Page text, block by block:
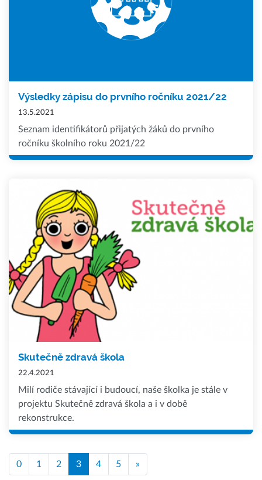
Výsledky zápisu do prvního ročníku 2021/22
13.5.2021
Seznam identifikátorů přijatých žáků do prvního
ročníku školního roku 2021/22
Skutečně zdravá škola
22.4.2021
Milí rodiče stávající i budoucí, naše školka je stále v
projektu Skutečně zdravá škola a i v době
rekonstrukce.
0 1 2 3 4 5 »